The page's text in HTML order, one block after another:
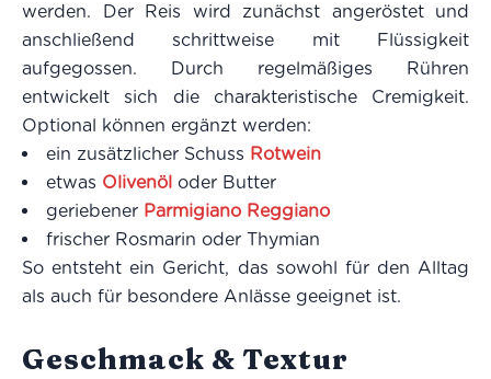
werden. Der Reis wird zunächst angeröstet und
anschließend schrittweise mit Flüssigkeit
aufgegossen. Durch regelmäßiges Rühren
entwickelt sich die charakteristische Cremigkeit.
Optional können ergänzt werden:
ein zusätzlicher Schuss Rotwein
etwas Olivenöl oder Butter
geriebener Parmigiano Reggiano
frischer Rosmarin oder Thymian
So entsteht ein Gericht, das sowohl für den Alltag
als auch für besondere Anlässe geeignet ist.
Geschmack & Textur